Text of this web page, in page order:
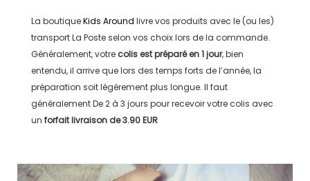
La boutiqueKids Around livre vos produits avec le (ou les)
transportLa Posteselon vos choix lors de la commande.
Généralement, votre colis est préparé en1 jour, bien
entendu, il arrive que lors des temps forts de l’année, la
préparation soit légérement plus longue. Il faut
généralementDe 2 à 3 jours pour recevoir votre colis avec
un forfait livraison de3.90 EUR